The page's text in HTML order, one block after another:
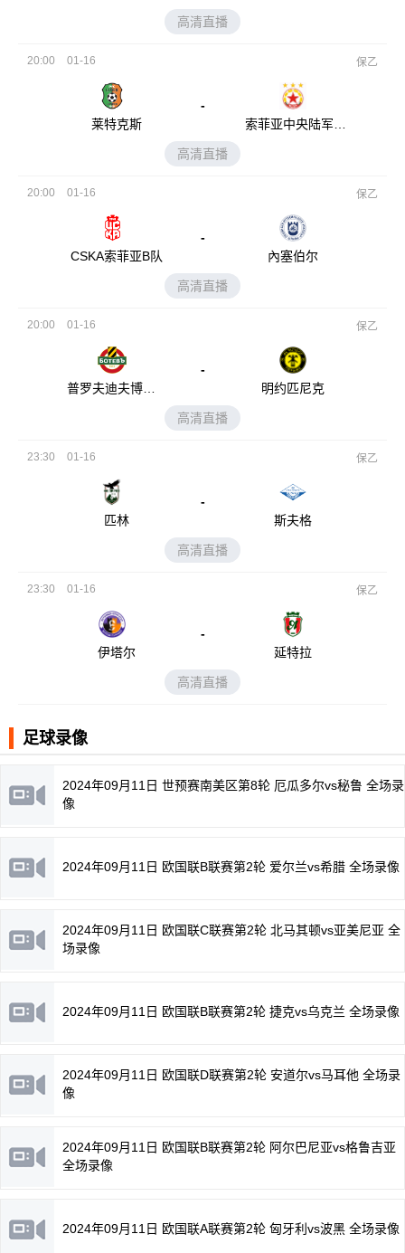
高清直播
20:00 01-16 保乙
莱特克斯
-
索菲亚中央陆军B
高清直播
20:00 01-16 保乙
CSKA索菲亚B队
-
內塞伯尔
高清直播
20:00 01-16 保乙
普罗夫迪夫博特
-
明约匹尼克
高清直播
23:30 01-16 保乙
匹林
-
斯夫格
高清直播
23:30 01-16 保乙
伊塔尔
-
延特拉
高清直播
足球录像
2024年09月11日 世预赛南美区第8轮 厄瓜多尔vs秘鲁 全场录
像
2024年09月11日 欧国联B联赛第2轮 爱尔兰vs希腊 全场录像
2024年09月11日 欧国联C联赛第2轮 北马其顿vs亚美尼亚 全
场录像
2024年09月11日 欧国联B联赛第2轮 捷克vs乌克兰 全场录像
2024年09月11日 欧国联D联赛第2轮 安道尔vs马耳他 全场录
像
2024年09月11日 欧国联B联赛第2轮 阿尔巴尼亚vs格鲁吉亚
全场录像
2024年09月11日 欧国联A联赛第2轮 匈牙利vs波黑 全场录像